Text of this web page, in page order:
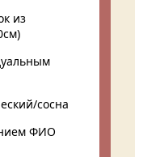
из
сосна
ФИО